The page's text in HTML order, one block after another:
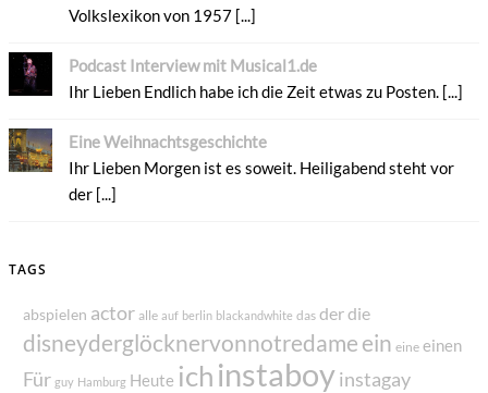
Volkslexikon von 1957 [...]
Podcast Interview mit Musical1.de
Ihr Lieben Endlich habe ich die Zeit etwas zu Posten. [...]
Eine Weihnachtsgeschichte
Ihr Lieben Morgen ist es soweit. Heiligabend steht vor
der [...]
TAGS
abspielen actor alle auf berlin blackandwhite das derdie
disneyderglöcknervonnotredame ein eine einen
Für guy Hamburg Heute ichinstaboy instagay